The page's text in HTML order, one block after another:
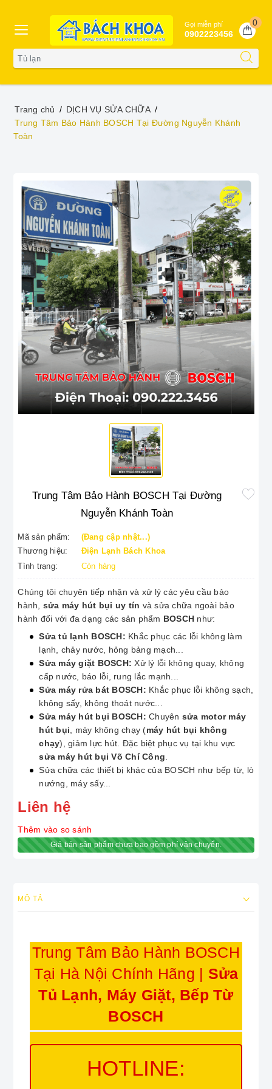
0
Gọi miễn phí
0902223456
Trang chủ
DỊCH VỤ SỬA CHỮA
Trung Tâm Bảo Hành BOSCH Tại Đường Nguyễn Khánh
Toàn
Trung Tâm Bảo Hành BOSCH Tại Đường
Nguyễn Khánh Toàn
Mã sản phẩm:
(Đang cập nhật...)
Thương hiệu:
Điện Lạnh Bách Khoa
Tình trạng:
Còn hàng
Chúng tôi chuyên tiếp nhận và xử lý các yêu cầu bảo
hành, sửa máy hút bụi uy tín và sửa chữa ngoài bảo
hành đối với đa dạng các sản phẩm BOSCH như:
Sửa tủ lạnh BOSCH: Khắc phục các lỗi không làm
lạnh, chảy nước, hỏng bảng mạch...
Sửa máy giặt BOSCH: Xử lý lỗi không quay, không
cấp nước, báo lỗi, rung lắc mạnh...
Sửa máy rửa bát BOSCH: Khắc phục lỗi không sạch,
không sấy, không thoát nước...
Sửa máy hút bụi BOSCH: Chuyên sửa motor máy
hút bụi , máy không chạy (máy hút bụi không
chạy), giảm lực hút. Đặc biệt phục vụ tại khu vực
sửa máy hút bụi Võ Chí Công
Sửa chữa các thiết bị khác của BOSCH như bếp từ, lò
nướng, máy sấy...
Liên hệ
Thêm vào so sánh
Giá bán sản phẩm chưa bao gồm phí vận chuyển.
MÔ TẢ
Trung Tâm Bảo Hành BOSCH
Tại Hà Nội Chính Hãng | Sửa
Tủ Lạnh, Máy Giặt, Bếp Từ
BOSCH
HOTLINE: